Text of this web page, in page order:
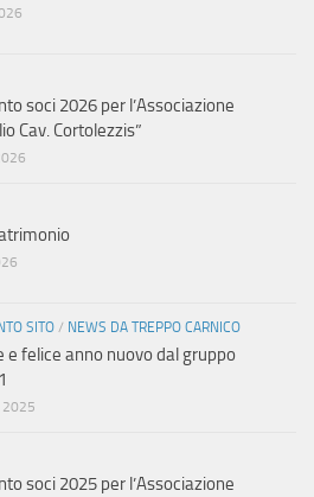
soci 2026 per l’Associazione
Cav. Cortolezzis”
SITO / NEWS DA TREPPO CARNICO
e felice anno nuovo dal gruppo
2025
soci 2025 per l’Associazione